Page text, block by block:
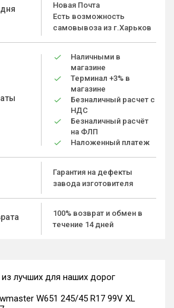
Новая Почта
Есть возможность
самовывоза из г.Харьков
Наличными в
магазине
Терминал +3% в
магазине
Безналичный расчет с
НДС
Безналичный расчёт
на ФЛП
Наложенный платеж
Гарантия на дефекты
завода изготовителя
100% возврат и обмен в
течение 14 дней
лучших для наших дорог
W651 245/45 R17 99V XL